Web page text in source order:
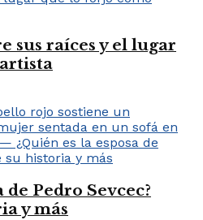
sus raíces y el lugar
de Pedro Sevcec?
y más